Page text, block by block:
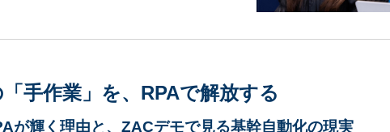
手作業」を、RPAで解放する
輝く理由と、ZACデモで見る基幹自動化の現実